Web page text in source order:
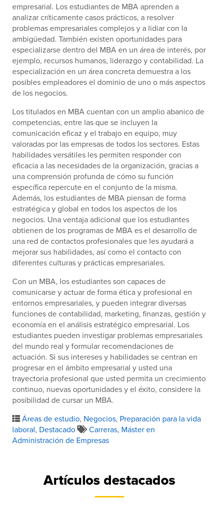
empresarial. Los estudiantes de MBA aprenden a
analizar críticamente casos prácticos, a resolver
problemas empresariales complejos y a lidiar con la
ambigüedad. También existen oportunidades para
especializarse dentro del MBA en un área de interés, por
ejemplo, recursos humanos, liderazgo y contabilidad. La
especialización en un área concreta demuestra a los
posibles empleadores el dominio de uno o más aspectos
de los negocios.
Los titulados en MBA cuentan con un amplio abanico de
competencias, entre las que se incluyen la
comunicación eficaz y el trabajo en equipo, muy
valoradas por las empresas de todos los sectores. Estas
habilidades versátiles les permiten responder con
eficacia a las necesidades de la organización, gracias a
una comprensión profunda de cómo su función
específica repercute en el conjunto de la misma.
Además, los estudiantes de MBA piensan de forma
estratégica y global en todos los aspectos de los
negocios. Una ventaja adicional que los estudiantes
obtienen de los programas de MBA es el desarrollo de
una red de contactos profesionales que les ayudará a
mejorar sus habilidades, así como el contacto con
diferentes culturas y prácticas empresariales.
Con un MBA, los estudiantes son capaces de
comunicarse y actuar de forma ética y profesional en
entornos empresariales, y pueden integrar diversas
funciones de contabilidad, marketing, finanzas, gestión y
economía en el análisis estratégico empresarial. Los
estudiantes pueden investigar problemas empresariales
del mundo real y formular recomendaciones de
actuación. Si sus intereses y habilidades se centran en
progresar en el ámbito empresarial y usted una
trayectoria profesional que usted permita un crecimiento
continuo, nuevas oportunidades y el éxito, considere la
posibilidad de cursar un MBA.
Áreas de estudio, Negocios, Preparación para la vida
laboral, Destacado Carreras, Máster en
Administración de Empresas
Artículos destacados